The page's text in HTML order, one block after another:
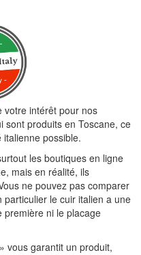
votre intérêt pour nos
sont produits en Toscane, ce
possible.
les boutiques en ligne
mais en réalité, ils
ne pouvez pas comparer
le cuir italien a une
première ni le placage
vous garantit un produit,